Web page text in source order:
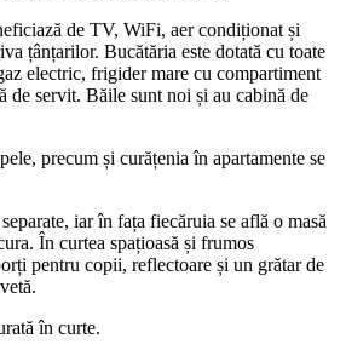
de TV, WiFi, aer condiționat și
țânțarilor. Bucătăria este dotată cu toate
electric, frigider mare cu compartiment
de servit. Băile sunt noi și au cabină de
precum și curățenia în apartamente se
iar în fața fiecăruia se află o masă
În curtea spațioasă și frumos
pentru copii, reflectoare și un grătar de
în curte.